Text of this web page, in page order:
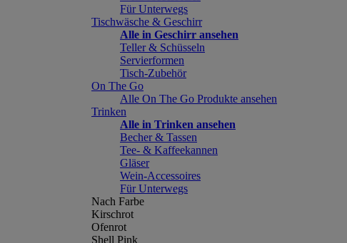
Für Unterwegs
Tischwäsche & Geschirr
Alle in Geschirr ansehen
Teller & Schüsseln
Servierformen
Tisch-Zubehör
On The Go
Alle On The Go Produkte ansehen
Trinken
Alle in Trinken ansehen
Becher & Tassen
Tee- & Kaffeekannen
Gläser
Wein-Accessoires
Für Unterwegs
Nach Farbe
Kirschrot
Ofenrot
Shell Pink